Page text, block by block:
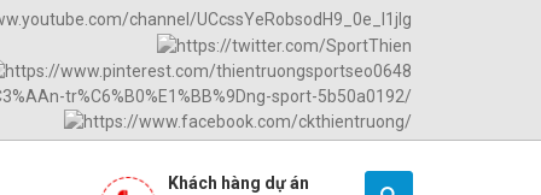
Khách hàng dự án